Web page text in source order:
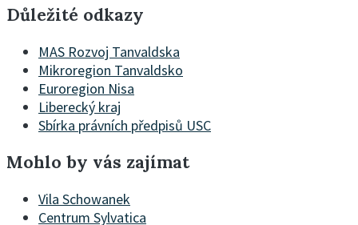
Důležité odkazy
MAS Rozvoj Tanvaldska
Mikroregion Tanvaldsko
Euroregion Nisa
Liberecký kraj
Sbírka právních předpisů USC
Mohlo by vás zajímat
Vila Schowanek
Centrum Sylvatica